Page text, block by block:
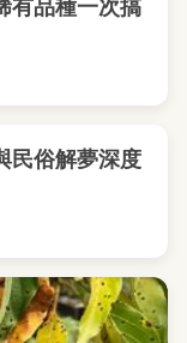
有品種一次搞
民俗解夢深度